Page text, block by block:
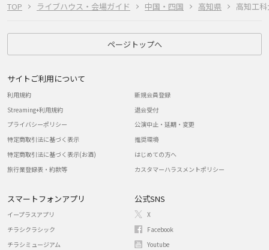
TOP ライブハウス・会場ガイド 中国・四国 高知県 高知工
ページトップへ
サイトご利用について
利用規約
Streaming+利用規約
プライバシーポリシー
特定商取引法に基づく表示
特定商取引法に基づく表示(お酒)
旅行業登録表・約款等
新規会員登録
退会受付
公演中止・延期・変更
推奨環境
はじめての方へ
カスタマーハラスメントポリシー
スマートフォンアプリ
イープラスアプリ
チラシクラシック
チラシミュージアム
公式SNS
X
Facebook
Youtube